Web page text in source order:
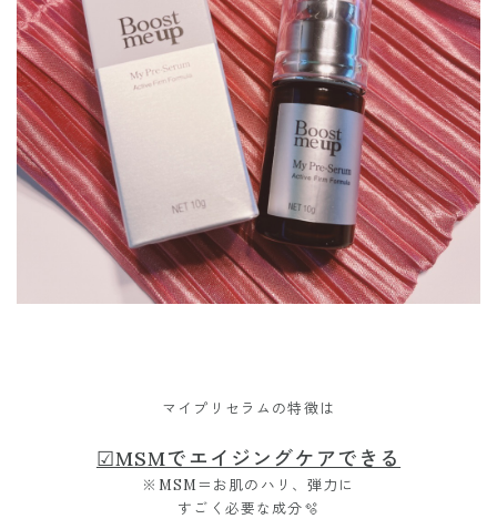
マイプリセラムの特徴は
☑︎MSMでエイジングケアできる
※MSM＝お肌のハリ、弾力に
すごく必要な成分🫧